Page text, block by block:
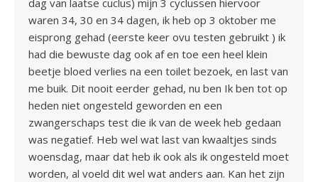
dag van laatse cuclus) mijn 3 cyclussen hiervoor
waren 34, 30 en 34 dagen, ik heb op 3 oktober me
eisprong gehad (eerste keer ovu testen gebruikt ) ik
had die bewuste dag ook af en toe een heel klein
beetje bloed verlies na een toilet bezoek, en last van
me buik. Dit nooit eerder gehad, nu ben Ik ben tot op
heden niet ongesteld geworden en een
zwangerschaps test die ik van de week heb gedaan
was negatief. Heb wel wat last van kwaaltjes sinds
woensdag, maar dat heb ik ook als ik ongesteld moet
worden, al voeld dit wel wat anders aan. Kan het zijn